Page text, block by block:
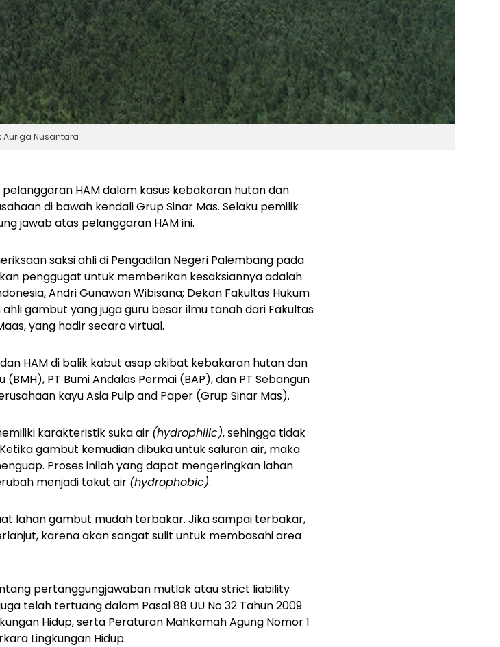
Auriga Nusantara
HAM dalam kasus kebakaran hutan dan
di bawah kendali Grup Sinar Mas. Selaku pemilik
jawab atas pelanggaran HAM ini.
saksi ahli di Pengadilan Negeri Palembang pada
penggugat untuk memberikan kesaksiannyaadalah
Andri Gunawan Wibisana; Dekan Fakultas Hukum
gambut yang juga guru besar ilmu tanah dari Fakultas
yang hadir secara virtual.
HAM di balik kabut asap akibat kebakaran hutan dan
PT Bumi Andalas Permai (BAP), dan PT Sebangun
kayu Asia Pulp and Paper (Grup Sinar Mas).
karakteristik suka air (hydrophilic), sehingga tidak
gambut kemudian dibuka untuk saluran air, maka
Proses inilah yang dapat mengeringkan lahan
menjadi takut air (hydrophobic).
lahan gambut mudah terbakar. Jika sampai terbakar,
karena akan sangat sulit untuk membasahi area
pertanggungjawaban mutlak ataustrict liability
telah tertuang dalam Pasal 88 UU No 32 Tahun 2009
Hidup, serta Peraturan Mahkamah Agung Nomor 1
Lingkungan Hidup.